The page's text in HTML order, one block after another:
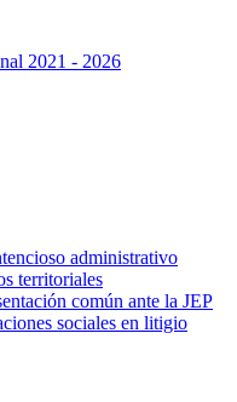
2021 - 2026
administrativo
territoriales
común ante la JEP
sociales en litigio